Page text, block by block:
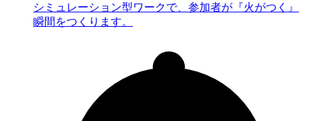
シミュレーション型ワークで、参加者が『火がつく』
瞬間をつくります。